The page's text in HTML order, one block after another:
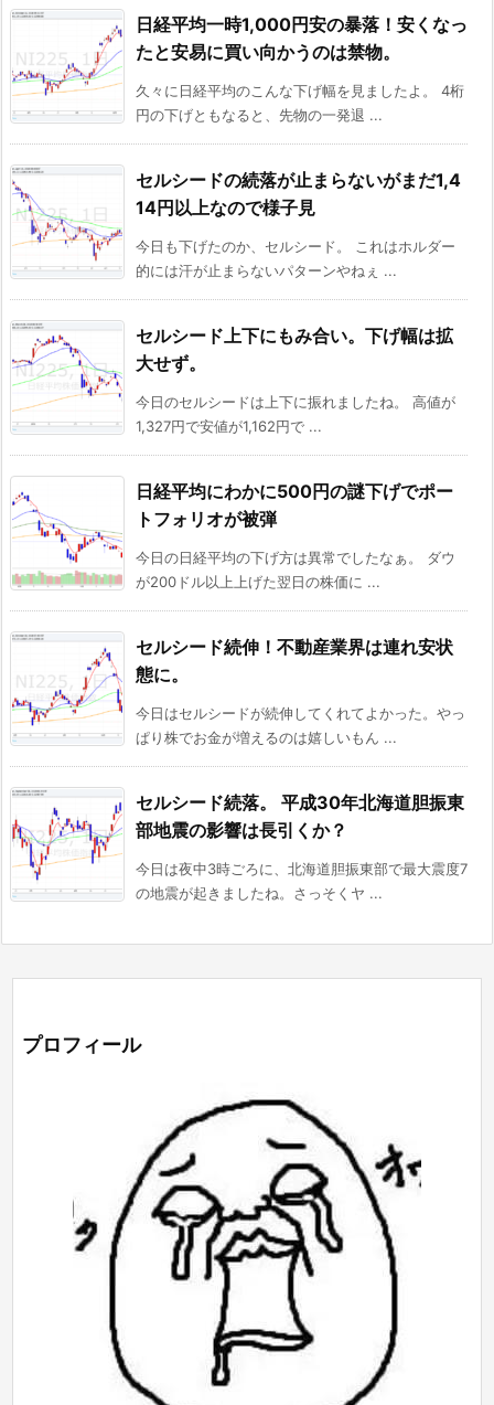
日経平均一時1,000円安の暴落！安くなっ
たと安易に買い向かうのは禁物。
久々に日経平均のこんな下げ幅を見ましたよ。 4桁
円の下げともなると、先物の一発退 ...
セルシードの続落が止まらないがまだ1,4
14円以上なので様子見
今日も下げたのか、セルシード。 これはホルダー
的には汗が止まらないパターンやねぇ ...
セルシード上下にもみ合い。下げ幅は拡
大せず。
今日のセルシードは上下に振れましたね。 高値が
1,327円で安値が1,162円で ...
日経平均にわかに500円の謎下げでポー
トフォリオが被弾
今日の日経平均の下げ方は異常でしたなぁ。 ダウ
が200ドル以上上げた翌日の株価に ...
セルシード続伸！不動産業界は連れ安状
態に。
今日はセルシードが続伸してくれてよかった。やっ
ぱり株でお金が増えるのは嬉しいもん ...
セルシード続落。 平成30年北海道胆振東
部地震の影響は長引くか？
今日は夜中3時ごろに、北海道胆振東部で最大震度7
の地震が起きましたね。さっそくヤ ...
プロフィール